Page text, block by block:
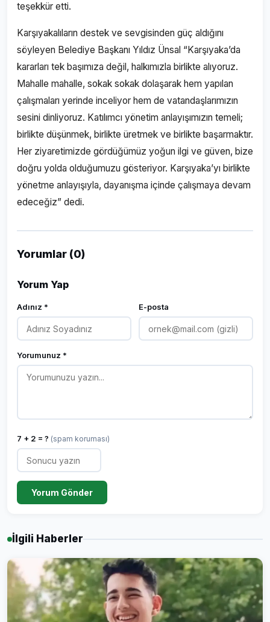
teşekkür etti.
Karşıyakalıların destek ve sevgisinden güç aldığını
söyleyen Belediye Başkanı Yıldız Ünsal “Karşıyaka’da
kararları tek başımıza değil, halkımızla birlikte alıyoruz.
Mahalle mahalle, sokak sokak dolaşarak hem yapılan
çalışmaları yerinde inceliyor hem de vatandaşlarımızın
sesini dinliyoruz. Katılımcı yönetim anlayışımızın temeli;
birlikte düşünmek, birlikte üretmek ve birlikte başarmaktır.
Her ziyaretimizde gördüğümüz yoğun ilgi ve güven, bize
doğru yolda olduğumuzu gösteriyor. Karşıyaka’yı birlikte
yönetme anlayışıyla, dayanışma içinde çalışmaya devam
edeceğiz” dedi.
Yorumlar (0)
Yorum Yap
Adınız * E-posta
Yorumunuz *
7 + 2 = ? (spam koruması)
Yorum Gönder
İlgili Haberler